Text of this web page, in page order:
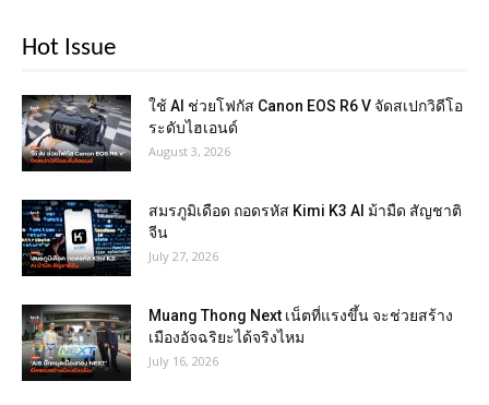
Hot Issue
ใช้ AI ช่วยโฟกัส Canon EOS R6 V จัดสเปกวิดีโอ
ระดับไฮเอนด์
August 3, 2026
สมรภูมิเดือด ถอดรหัส Kimi K3 AI ม้ามืด สัญชาติ
จีน
July 27, 2026
Muang Thong Next เน็ตที่แรงขึ้น จะช่วยสร้าง
เมืองอัจฉริยะได้จริงไหม
July 16, 2026